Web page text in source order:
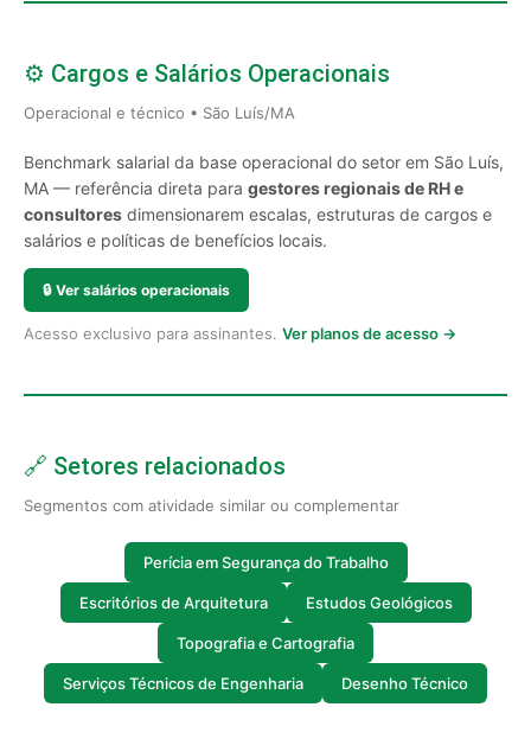
⚙️ Cargos e Salários Operacionais
Operacional e técnico • São Luís/MA
Benchmark salarial da base operacional do setor em São Luís,
MA — referência direta para gestores regionais de RH e
consultores dimensionarem escalas, estruturas de cargos e
salários e políticas de benefícios locais.
🔒 Ver salários operacionais
Acesso exclusivo para assinantes. Ver planos de acesso →
🔗 Setores relacionados
Segmentos com atividade similar ou complementar
Perícia em Segurança do Trabalho
Escritórios de Arquitetura Estudos Geológicos
Topografia e Cartografia
Serviços Técnicos de Engenharia Desenho Técnico